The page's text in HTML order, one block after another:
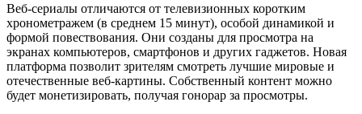
Веб-сериалы отличаются от телевизионных коротким
хронометражем (в среднем 15 минут), особой динамикой и
формой повествования. Они созданы для просмотра на
экранах компьютеров, смартфонов и других гаджетов. Новая
платформа позволит зрителям смотреть лучшие мировые и
отечественные веб-картины. Собственный контент можно
будет монетизировать, получая гонорар за просмотры.